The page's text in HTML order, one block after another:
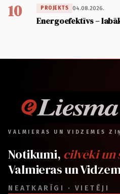
10 PROJEKTS 04.08.2026.
Energoefektīvs –
VALMIERAS UN VIDZEMES
Notikumi, cilvēki un
Valmieras un
NEATKARĪGI · VIETĒJI